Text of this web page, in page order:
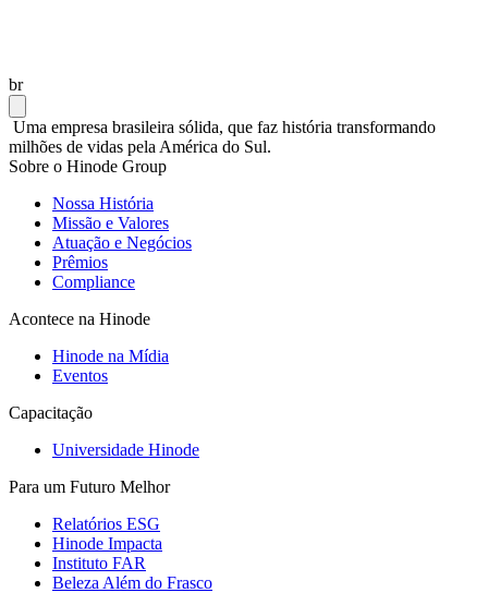
br
Uma empresa brasileira sólida, que faz história transformando
milhões de vidas pela América do Sul.
Sobre o Hinode Group
Nossa História
Missão e Valores
Atuação e Negócios
Prêmios
Compliance
Acontece na Hinode
Hinode na Mídia
Eventos
Capacitação
Universidade Hinode
Para um Futuro Melhor
Relatórios ESG
Hinode Impacta
Instituto FAR
Beleza Além do Frasco